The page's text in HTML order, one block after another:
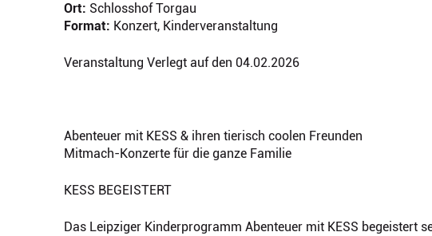
Ort: Schlosshof Torgau
Format: Konzert, Kinderveranstaltung
Veranstaltung Verlegt auf den 04.02.2026
Abenteuer mit KESS & ihren tierisch coolen Freunden
Mitmach-Konzerte für die ganze Familie
KESS BEGEISTERT
Das Leipziger Kinderprogramm Abenteuer mit KESS begeistert